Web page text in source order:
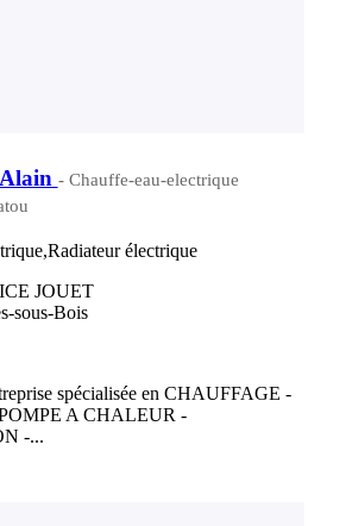
- Chauffe-eau-electrique
électrique
JOUET
sous-Bois
spécialisée en CHAUFFAGE -
A CHALEUR -
-...